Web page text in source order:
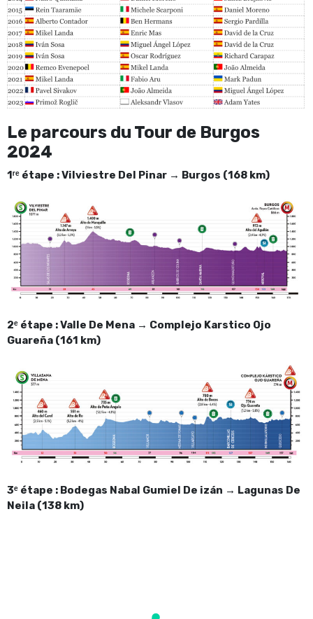
Le parcours du Tour de Burgos
2024
1ʳᵉ étape : Vilviestre Del Pinar → Burgos (168 km)
2ᵉ étape : Valle De Mena → Complejo Karstico Ojo
Guareña (161 km)
3ᵉ étape : Bodegas Nabal Gumiel De izán → Lagunas De
Neila (138 km)